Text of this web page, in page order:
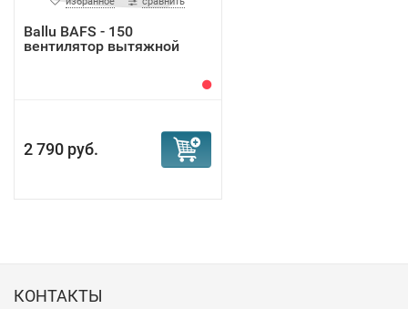
Ballu BAFS - 150
вентилятор вытяжной
2 790 руб.
КОНТАКТЫ